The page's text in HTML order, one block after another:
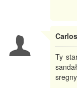
Carlos
Ty